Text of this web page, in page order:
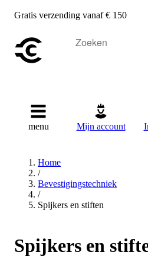
Gratis verzending vanaf € 150
menu Mijn account
Home
/
Bevestigingstechniek
/
Spijkers en stiften
Spijkers en